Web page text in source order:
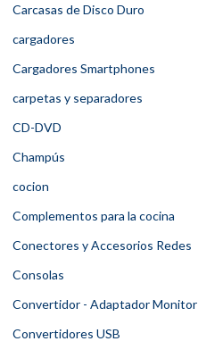
Carcasas de Disco Duro
cargadores
Cargadores Smartphones
carpetas y separadores
CD-DVD
Champús
cocion
Complementos para la cocina
Conectores y Accesorios Redes
Consolas
Convertidor - Adaptador Monitor
Convertidores USB